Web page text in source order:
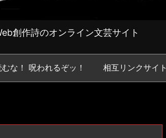
創作詩のオンライン文芸サイト
な！ 呪われるぞッ！ 相互リンクサイト